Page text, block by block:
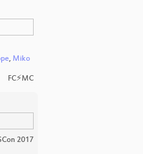
, Miko
FC⚡MC
2017